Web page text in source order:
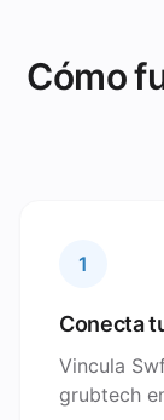
Cómo
1
Conecta
Vincula
grubtech